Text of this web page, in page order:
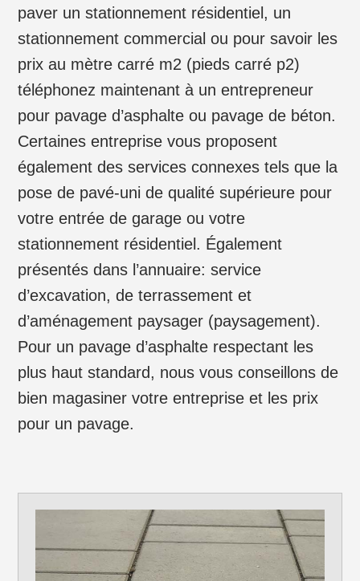
paver un stationnement résidentiel, un
stationnement commercial ou pour savoir les
prix au mètre carré m2 (pieds carré p2)
téléphonez maintenant à un entrepreneur
pour pavage d’asphalte ou pavage de béton.
Certaines entreprise vous proposent
également des services connexes tels que la
pose de pavé-uni de qualité supérieure pour
votre entrée de garage ou votre
stationnement résidentiel. Également
présentés dans l’annuaire: service
d’excavation, de terrassement et
d’aménagement paysager (paysagement).
Pour un pavage d’asphalte respectant les
plus haut standard, nous vous conseillons de
bien magasiner votre entreprise et les prix
pour un pavage.